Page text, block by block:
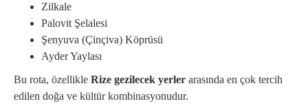
Zilkale
Palovit Şelalesi
Şenyuva (Çinçiva) Köprüsü
Ayder Yaylası
Bu rota, özellikle Rize gezilecek yerler arasında en çok tercih
edilen doğa ve kültür kombinasyonudur.